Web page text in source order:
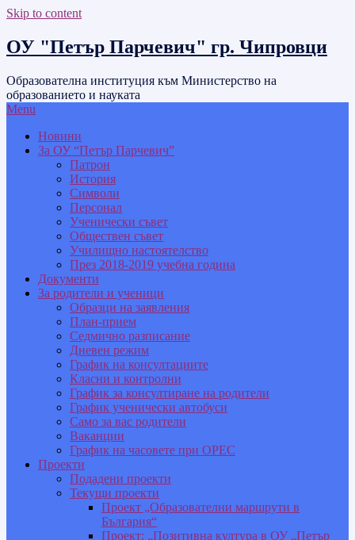
Skip to content
ОУ "Петър Парчевич" гр. Чипровци
Образователна институция към Министерство на
образованието и науката
Menu
Новини
За ОУ “Петър Парчевич”
Патрон
История
Символи
Персонал
Ученически съвет
Обществен съвет
Училищно настоятелство
През 2018-2019 учебна година
Документи
За родители и ученици
Образци на заявления
План-прием
Седмично разписание
Дневен режим
График на консултациите
Класни и контролни
График за консултиране на родители
График ученически автобуси
Само за вас родители
Ваканции
График на часовете при ОРЕС
Проекти
Подадени проекти
Текущи проекти
Проект „Образователни маршрути в
България“
Проект: „Позитивна култура в ОУ „Петър